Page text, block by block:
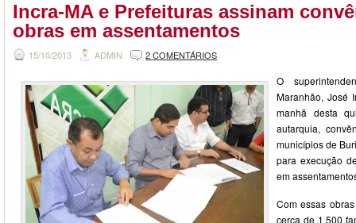
Incra-MA e Prefeituras assinam
obras em assentamentos
15/10/2013 ADMIN 2 COMENTÁRIOS
O
Maranhão, José
manhã desta
autarquia,
municípios de
para execução
em
Com essas
cerca de 1.500